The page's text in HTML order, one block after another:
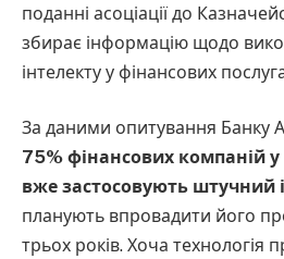
поданні асоціації до
збирає інформацію щодо
інтелекту у фінансових
За даними опитування Банку
75% фінансових компаній у
вже застосовують штучний
планують впровадити його
трьох років. Хоча технологія